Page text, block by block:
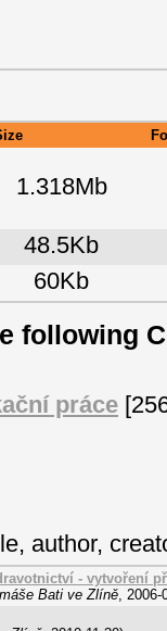
1.318Mb
48.5Kb
60Kb
following
práce
author,
- vytvoření
Bati ve Zlíně, 2006-